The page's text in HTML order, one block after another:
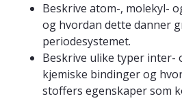
Beskrive atom-, molekyl-
og hvordan dette danner
periodesystemet.
Beskrive ulike typer
kjemiske bindinger og
stoffers egenskaper som